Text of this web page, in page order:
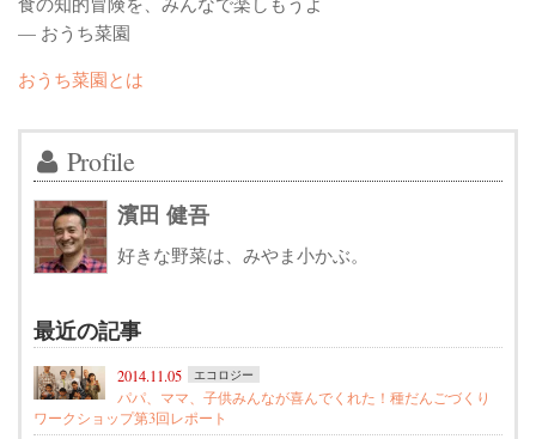
— おうち菜園
おうち菜園とは
Profile
濱田 健吾
好きな野菜は、みやま小かぶ。
最近の記事
2014.11.05 エコロジー
パパ、ママ、子供みんなが喜んでくれた！種だんごづくり
ワークショップ第3回レポート